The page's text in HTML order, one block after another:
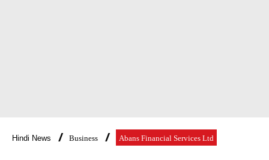
Hindi News Business Abans Financial Services Ltd